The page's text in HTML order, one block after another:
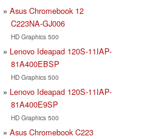
Asus Chromebook 12
C223NA-GJ006
HD Graphics 500
Lenovo Ideapad 120S-11IAP-
81A400EBSP
HD Graphics 500
Lenovo Ideapad 120S-11IAP-
81A400E9SP
HD Graphics 500
Asus Chromebook C223